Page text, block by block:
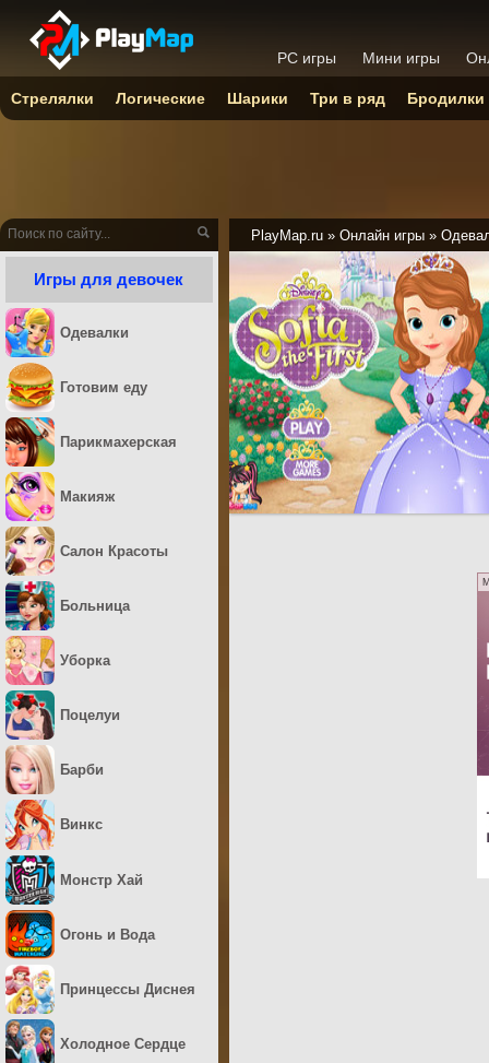
PlayMap.ru » Онлайн игры »
Игры для девочек
Одевалки
Готовим еду
Парикмахерская
Макияж
Салон Красоты
Больница
Уборка
Поцелуи
Барби
Винкс
Монстр Хай
Огонь и Вода
Принцессы Диснея
Холодное Сердце
PC игры Мини игры
Стрелялки Логические Шарики Три в ряд Бродилки